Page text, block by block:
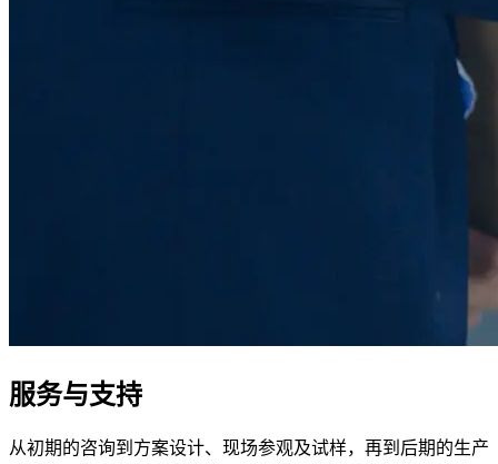
服务与支持
从初期的咨询到方案设计、现场参观及试样，再到后期的生产